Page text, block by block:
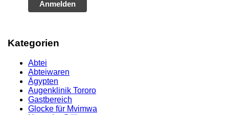
Anmelden
Kategorien
Abtei
Abteiwaren
Ägypten
Augenklinik Tororo
Gastbereich
Glocke für Mvimwa